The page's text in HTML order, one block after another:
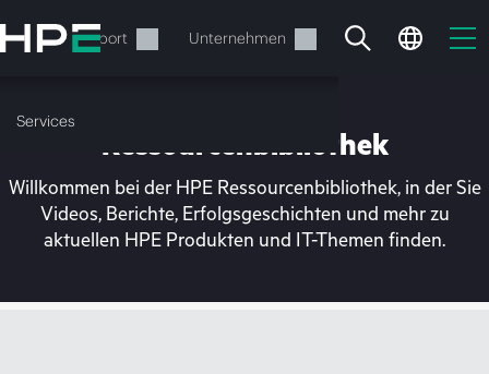
Hauptinhalt
wechseln
Support Unternehmen
Services
Ihr Warenkorb ist aktuell
Ressourcenbibliothek
Willkommen bei der HPE Ressourcenbibliothek, in der Sie
Videos, Berichte, Erfolgsgeschichten und mehr zu
aktuellen HPE Produkten und IT-Themen finden.